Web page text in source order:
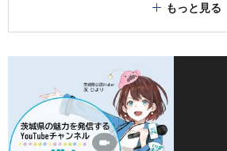
もっと見る